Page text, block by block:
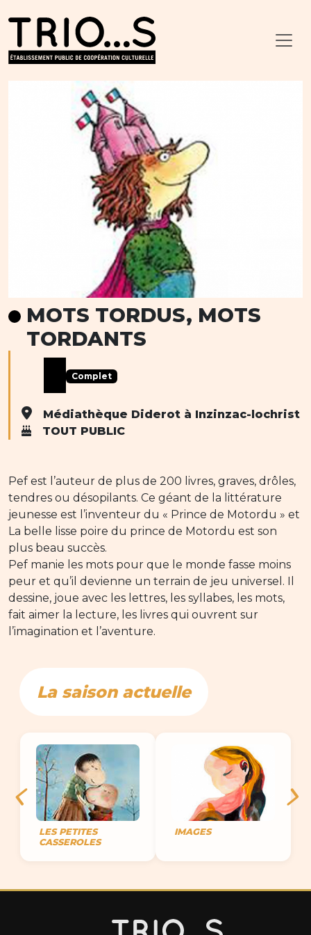
MOTS TORDUS, MOTS
TORDANTS
Complet
Médiathèque Diderot à Inzinzac-lochrist
TOUT PUBLIC
Pef est l’auteur de plus de 200 livres, graves, drôles,
tendres ou désopilants. Ce géant de la littérature
jeunesse est l’inventeur du « Prince de Motordu » et
La belle lisse poire du prince de Motordu est son
plus beau succès.
Pef manie les mots pour que le monde fasse moins
peur et qu’il devienne un terrain de jeu universel. Il
dessine, joue avec les lettres, les syllabes, les mots,
fait aimer la lecture, les livres qui ouvrent sur
l’imagination et l’aventure.
La saison actuelle
LES PETITES
CASSEROLES
IMAGES